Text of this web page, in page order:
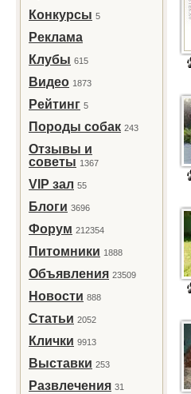
Конкурсы 5
Реклама
Клубы 615
Видео 1873
Рейтинг 5
Породы собак 243
Отзывы и
советы 1367
VIP зал 55
Блоги 3696
Форум 212354
Питомники 1888
Объявления 23509
Новости 888
Статьи 2052
Клички 9913
Выставки 253
Развлечения 31